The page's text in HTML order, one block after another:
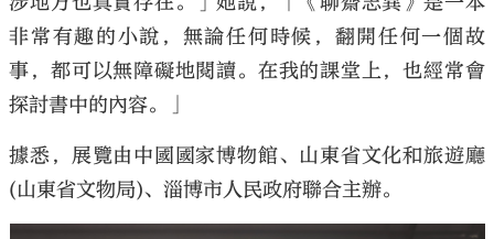
非常有趣的小說，無論任何時候，翻開任何一個故
事，都可以無障礙地閱讀。在我的課堂上，也經常會
探討書中的內容。」
據悉，展覽由中國國家博物館、山東省文化和旅遊廳
(山東省文物局)、淄博市人民政府聯合主辦。